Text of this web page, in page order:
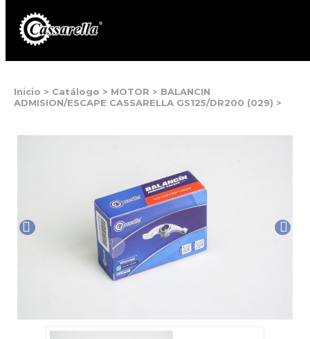
Inicio > Catálogo > MOTOR > BALANCIN
ADMISION/ESCAPE CASSARELLA GS125/DR200 (029) >